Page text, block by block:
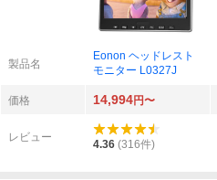
製品名
Eonon ヘッドレスト
モニター L0327J
価格
14,994円〜
レビュー
4.36 (316件)